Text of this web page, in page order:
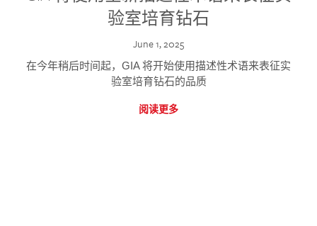
验室培育钻石
June 1, 2025
在今年稍后时间起，GIA 将开始使用描述性术语来表征实
验室培育钻石的品质
阅读更多